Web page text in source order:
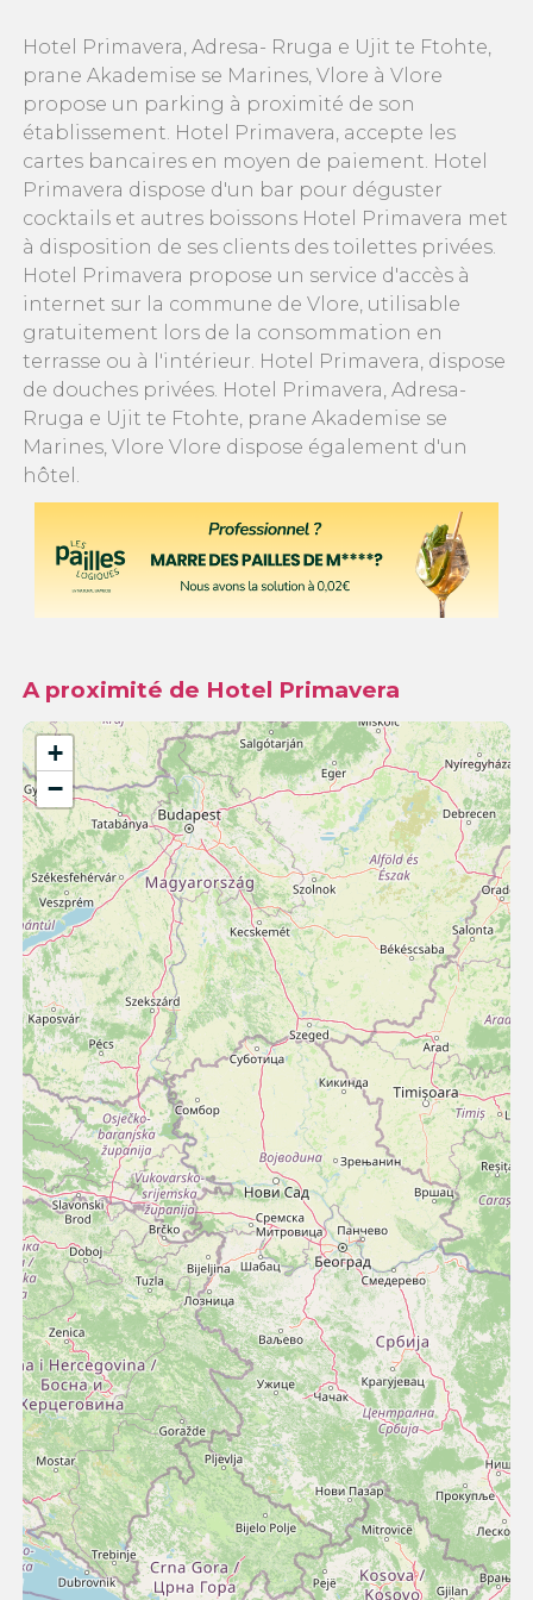
Hotel Primavera, Adresa- Rruga e Ujit te Ftohte,
prane Akademise se Marines, Vlore à Vlore
propose un parking à proximité de son
établissement. Hotel Primavera, accepte les
cartes bancaires en moyen de paiement. Hotel
Primavera dispose d'un bar pour déguster
cocktails et autres boissons Hotel Primavera met
à disposition de ses clients des toilettes privées.
Hotel Primavera propose un service d'accès à
internet sur la commune de Vlore, utilisable
gratuitement lors de la consommation en
terrasse ou à l'intérieur. Hotel Primavera, dispose
de douches privées. Hotel Primavera, Adresa-
Rruga e Ujit te Ftohte, prane Akademise se
Marines, Vlore Vlore dispose également d'un
hôtel.
A proximité de Hotel Primavera
+
−